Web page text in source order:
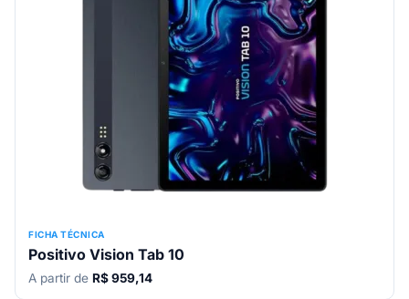
FICHA TÉCNICA
Positivo Vision Tab 10
A partir de R$ 959,14